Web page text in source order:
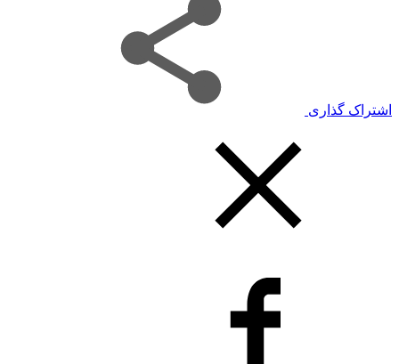
اشتراک گذاری